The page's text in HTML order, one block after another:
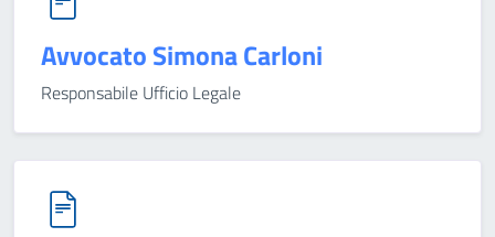
Avvocato Simona Carloni
Responsabile Ufficio Legale